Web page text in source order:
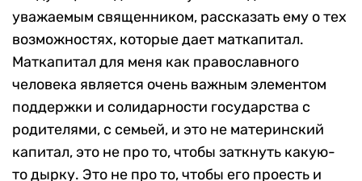
уважаемым священником, рассказать ему о тех
возможностях, которые дает маткапитал.
Маткапитал для меня как православного
человека является очень важным элементом
поддержки и солидарности государства с
родителями, с семьей, и это не материнский
капитал, это не про то, чтобы заткнуть какую-
то дырку. Это не про то, чтобы его проесть и